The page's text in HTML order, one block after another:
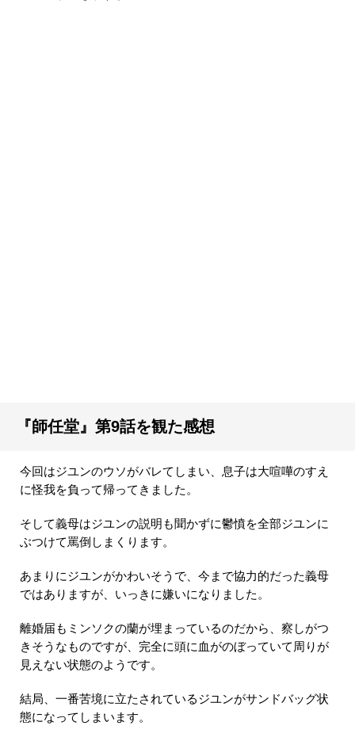
『師任堂』第9話を観た感想
今回はジユンのウソがバレてしまい、息子は大喧嘩のすえ
に怪我を負って帰ってきました。
そして義母はジユンの説明も聞かずに鬱憤を全部ジユンに
ぶつけて罵倒しまくります。
あまりにジユンがかわいそうで、今まで協力的だった義母
ではありますが、いっきに嫌いになりました。
離婚届もミンソクの蘭が埋まっているのだから、察しがつ
きそうなものですが、完全に頭に血がのぼっていて周りが
見えない状態のようです。
結局、一番苦境に立たされているジユンがサンドバッグ状
態になってしまいます。